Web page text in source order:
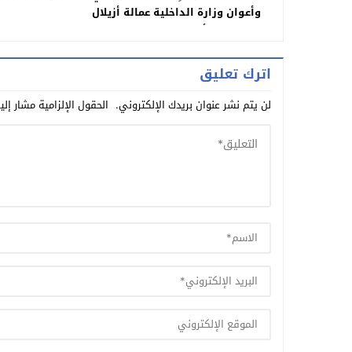
وأعوان وزارة الداخلية عمالة أزيلال
تكرم المرأة في عيدها العالمي
اترك تعليق
لن يتم نشر عنوان بريدك الإلكتروني. الحقول الإلزامية مشار